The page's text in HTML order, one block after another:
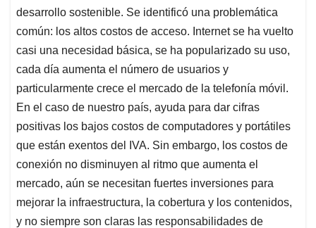
desarrollo sostenible. Se identificó una problemática
común: los altos costos de acceso. Internet se ha vuelto
casi una necesidad básica, se ha popularizado su uso,
cada día aumenta el número de usuarios y
particularmente crece el mercado de la telefonía móvil.
En el caso de nuestro país, ayuda para dar cifras
positivas los bajos costos de computadores y portátiles
que están exentos del IVA. Sin embargo, los costos de
conexión no disminuyen al ritmo que aumenta el
mercado, aún se necesitan fuertes inversiones para
mejorar la infraestructura, la cobertura y los contenidos,
y no siempre son claras las responsabilidades de